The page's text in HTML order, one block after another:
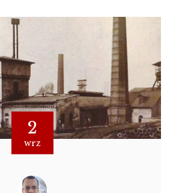
2
wrz